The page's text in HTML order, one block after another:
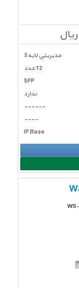
ریال
مديريتي لايه 3
12 عدد
SFP
ندارد
------
----
IP Base